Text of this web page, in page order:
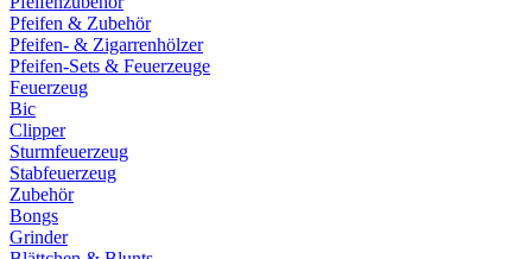
Pfeifen & Zubehör
Pfeifen- & Zigarrenhölzer
Pfeifen-Sets & Feuerzeuge
Feuerzeug
Bic
Clipper
Sturmfeuerzeug
Stabfeuerzeug
Zubehör
Bongs
Grinder